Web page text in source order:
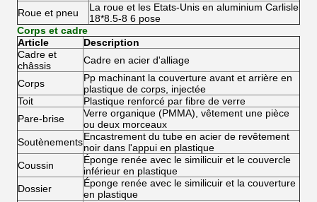
Roue et pneu
La roue et les Etats-Unis en aluminium Carlisle
18*8.5-8 6 pose
Corps et cadre
Article
Description
Cadre et
châssis
Cadre en acier d'alliage
Corps
Pp machinant la couverture avant et arrière en
plastique de corps, injectée
Toit
Plastique renforcé par fibre de verre
Pare-brise
Verre organique (PMMA), vêtement une pièce
ou deux morceaux
SoutènementsEncastrement du tube en acier de revêtement
noir dans l'appui en plastique
Coussin
Éponge renée avec le similicuir et le couvercle
inférieur en plastique
Dossier
Éponge renée avec le similicuir et la couverture
en plastique